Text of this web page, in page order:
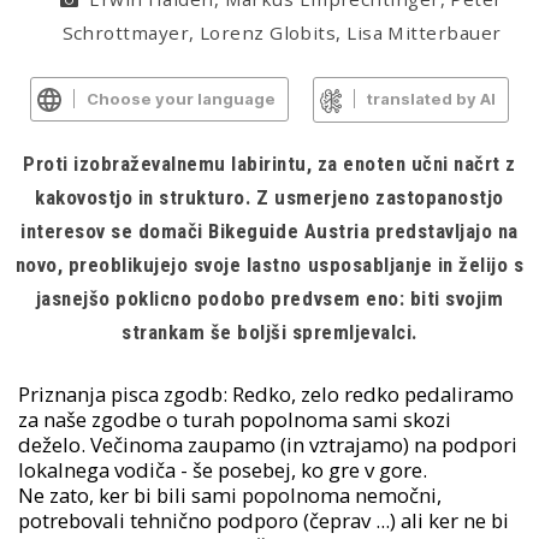
Schrottmayer, Lorenz Globits, Lisa Mitterbauer
Choose your language translated by AI
Proti izobraževalnemu labirintu, za enoten učni načrt z
kakovostjo in strukturo. Z usmerjeno zastopanostjo
interesov se domači Bikeguide Austria predstavljajo na
novo, preoblikujejo svoje lastno usposabljanje in želijo s
jasnejšo poklicno podobo predvsem eno: biti svojim
strankam še boljši spremljevalci.
Priznanja pisca zgodb: Redko, zelo redko pedaliramo
za naše zgodbe o turah popolnoma sami skozi
deželo. Večinoma zaupamo (in vztrajamo) na podpori
lokalnega vodiča - še posebej, ko gre v gore.
Ne zato, ker bi bili sami popolnoma nemočni,
potrebovali tehnično podporo (čeprav ...) ali ker ne bi